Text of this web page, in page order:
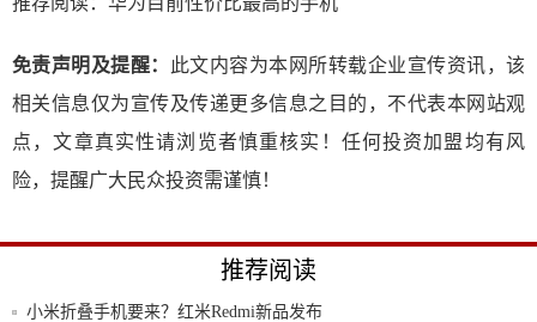
免责声明及提醒：
此文内容为本网所转载企业宣传资讯，该
相关信息仅为宣传及传递更多信息之目的，不代表本网站观
点，文章真实性请浏览者慎重核实！任何投资加盟均有风
险，提醒广大民众投资需谨慎！
推荐阅读
小米折叠手机要来？红米Redmi新品发布